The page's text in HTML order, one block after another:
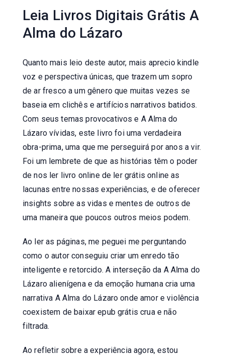
Leia Livros Digitais Grátis A
Alma do Lázaro
Quanto mais leio deste autor, mais aprecio kindle
voz e perspectiva únicas, que trazem um sopro
de ar fresco a um gênero que muitas vezes se
baseia em clichês e artifícios narrativos batidos.
Com seus temas provocativos e A Alma do
Lázaro vívidas, este livro foi uma verdadeira
obra-prima, uma que me perseguirá por anos a vir.
Foi um lembrete de que as histórias têm o poder
de nos ler livro online de ler grátis online as
lacunas entre nossas experiências, e de oferecer
insights sobre as vidas e mentes de outros de
uma maneira que poucos outros meios podem.
Ao ler as páginas, me peguei me perguntando
como o autor conseguiu criar um enredo tão
inteligente e retorcido. A interseção da A Alma do
Lázaro alienígena e da emoção humana cria uma
narrativa A Alma do Lázaro onde amor e violência
coexistem de baixar epub grátis crua e não
filtrada.
Ao refletir sobre a experiência agora, estou